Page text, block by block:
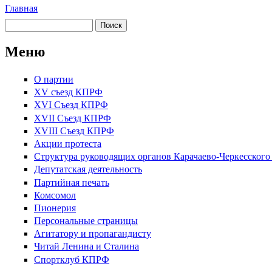
Вы здесь
Главная
Меню
О партии
XV съезд КПРФ
XVI Съезд КПРФ
XVII Cъезд КПРФ
XVIII Cъезд КПРФ
Акции протеста
Структура руководящих органов Карачаево-
Депутатская деятельность
Партийная печать
Комсомол
Пионерия
Персональные страницы
Агитатору и пропагандисту
Читай Ленина и Сталина
Спортклуб КПРФ